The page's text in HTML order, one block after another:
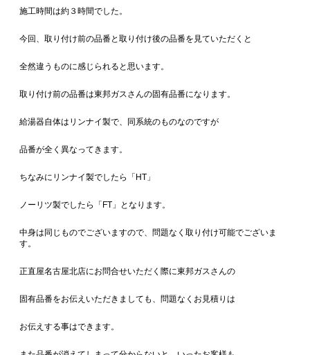
施工時間は約３時間でした。
今回、取り付け前の品番と取り付け後の品番を見ていただくと
全然違うものに感じられると思います。
取り付け前の品番は東邦ガスさんの固有品番になります。
給湯器自体はリンナイ製で、同系統のものなのですが
品番が全く異なってきます。
ちなみにリンナイ製でしたら「HT」
ノーリツ製でしたら「FT」となります。
中身は同じものでございますので、問題なく取り付け可能でございま
す。
正直屋名古屋北店にお問合せいただく際に東邦ガスさんの
固有品番をお伝えいただきましても、問題なくお見積りは
お伝えする事はできます。